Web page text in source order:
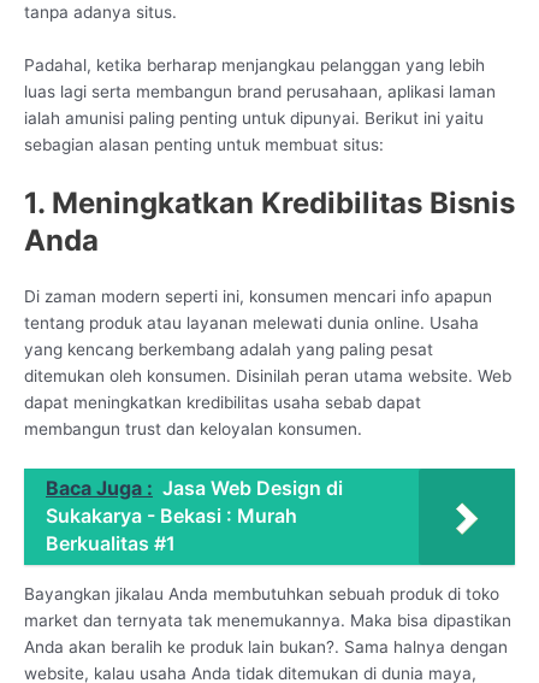
tanpa adanya situs.
Padahal, ketika berharap menjangkau pelanggan yang lebih
luas lagi serta membangun brand perusahaan, aplikasi laman
ialah amunisi paling penting untuk dipunyai. Berikut ini yaitu
sebagian alasan penting untuk membuat situs:
1. Meningkatkan Kredibilitas Bisnis
Anda
Di zaman modern seperti ini, konsumen mencari info apapun
tentang produk atau layanan melewati dunia online. Usaha
yang kencang berkembang adalah yang paling pesat
ditemukan oleh konsumen. Disinilah peran utama website. Web
dapat meningkatkan kredibilitas usaha sebab dapat
membangun trust dan keloyalan konsumen.
Baca Juga : Jasa Web Design di
Sukakarya - Bekasi : Murah
Berkualitas #1
Bayangkan jikalau Anda membutuhkan sebuah produk di toko
market dan ternyata tak menemukannya. Maka bisa dipastikan
Anda akan beralih ke produk lain bukan?. Sama halnya dengan
website, kalau usaha Anda tidak ditemukan di dunia maya,